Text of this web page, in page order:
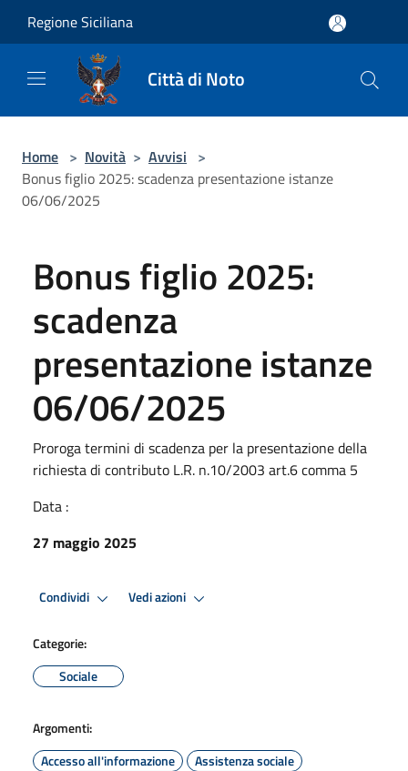
Regione Siciliana
Città di Noto
Home > Novità > Avvisi >
Bonus figlio 2025: scadenza presentazione istanze
06/06/2025
Bonus figlio 2025:
scadenza
presentazione istanze
06/06/2025
Proroga termini di scadenza per la presentazione della
richiesta di contributo L.R. n.10/2003 art.6 comma 5
Data :
27 maggio 2025
Condividi Vedi azioni
Categorie:
Sociale
Argomenti:
Accesso all'informazione
Assistenza sociale